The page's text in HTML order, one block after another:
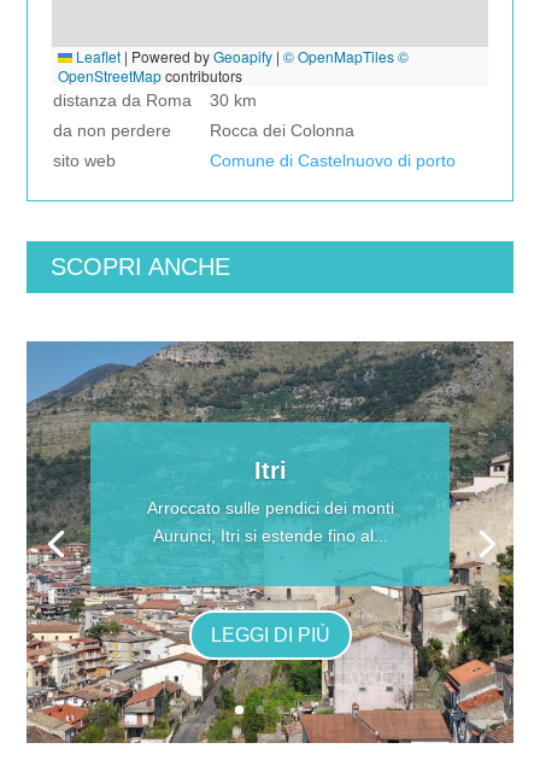
Leaflet | Powered byGeoapify |© OpenMapTiles ©
OpenStreetMapcontributors
distanza da Roma
30 km
da non perdere
Rocca dei Colonna
sito web
Comune di Castelnuovo di porto
SCOPRI ANCHE
Itri
Arroccato sulle pendici dei monti
Aurunci, Itri si estende fino al...
LEGGI DI PIÙ